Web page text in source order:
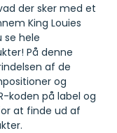
der sker med et
King Louies
se hele
På denne
af de
og
koden på label og
at finde ud af